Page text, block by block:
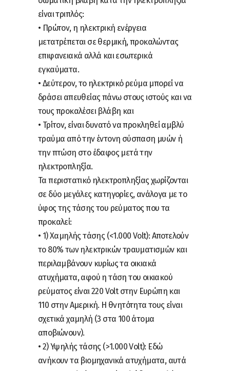
είναι τριπλός:
• Πρώτον, η ηλεκτρική ενέργεια
μετατρέπεται σε θερμική, προκαλώντας
επιφανειακά αλλά και εσωτερικά
εγκαύματα.
• Δεύτερον, το ηλεκτρικό ρεύμα μπορεί να
δράσει απευθείας πάνω στους ιστούς και να
τους προκαλέσει βλάβη και
• Τρίτον, είναι δυνατό να προκληθεί αμβλύ
τραύμα από την έντονη σύσπαση μυών ή
την πτώση στο έδαφος μετά την
ηλεκτροπληξία.
Τα περιστατικό ηλεκτροπληξίας χωρίζονται
σε δύο μεγάλες κατηγορίες, ανάλογα με το
ύφος της τάσης του ρεύματος που τα
προκαλεί:
• 1) Χαμηλής τάσης (<1.000 Volt): Αποτελούν
το 80% των ηλεκτρικών τραυματισμών και
περιλαμβάνουν κυρίως τα οικιακά
ατυχήματα, αφού η τάση του οικιακού
ρεύματος είναι 220 Volt στην Ευρώπη και
110 στην Αμερική. Η θνητότητα τους είναι
σχετικά χαμηλή (3 στα 100 άτομα
αποβιώνουν).
• 2) Υψηλής τάσης (>1.000 Volt): Εδώ
ανήκουν τα βιομηχανικά ατυχήματα, αυτά